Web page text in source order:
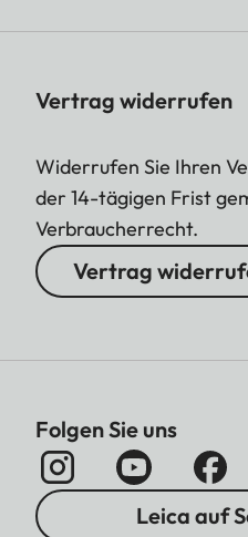
Vertrag widerrufen
Widerrufen Sie Ihren
der 14-tägigen Frist
Verbraucherrecht.
Vertrag
Folgen Sie uns
Leica auf